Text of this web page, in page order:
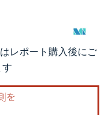
の表示が必要です。
レポート購入後にご